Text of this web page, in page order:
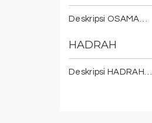
Deskripsi OSAMA…
HADRAH
Deskripsi HADRAH…